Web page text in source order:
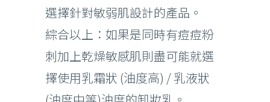
選擇針對敏弱肌設計的產品。
綜合以上：如果是同時有痘痘粉
刺加上乾燥敏感肌則盡可能就選
擇使用乳霜狀 (油度高) / 乳液狀